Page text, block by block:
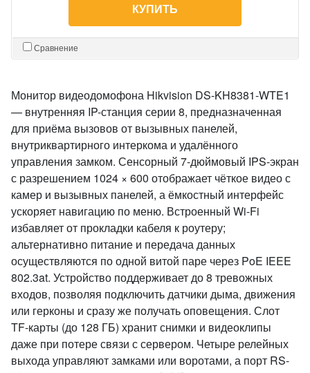
КУПИТЬ
Сравнение
Монитор видеодомофона Hikvision DS-KH8381-WTE1
— внутренняя IP-станция серии 8, предназначенная
для приёма вызовов от вызывных панелей,
внутриквартирного интеркома и удалённого
управления замком. Сенсорный 7-дюймовый IPS-экран
с разрешением 1024 × 600 отображает чёткое видео с
камер и вызывных панелей, а ёмкостный интерфейс
ускоряет навигацию по меню. Встроенный Wi-Fi
избавляет от прокладки кабеля к роутеру;
альтернативно питание и передача данных
осуществляются по одной витой паре через PoE IEEE
802.3at. Устройство поддерживает до 8 тревожных
входов, позволяя подключить датчики дыма, движения
или герконы и сразу же получать оповещения. Слот
TF-карты (до 128 ГБ) хранит снимки и видеоклипы
даже при потере связи с сервером. Четыре релейных
выхода управляют замками или воротами, а порт RS-